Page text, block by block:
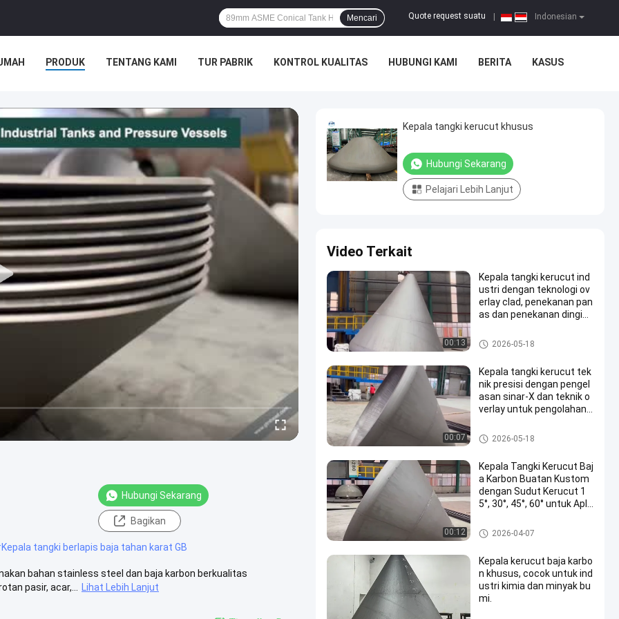
Indonesian
Quote request suatu
Mencari
PRODUK TENTANG KAMI TUR PABRIK KONTROL KUALITAS HUBUNGI KAMI BERITA KASUS
Hubungi Sekarang
Bagikan
Kepala tangki berlapis baja tahan karat GB
bahan stainless steel dan baja karbon berkualitas
pasir, acar,...
Lihat Lebih Lanjut
Kepala tangki kerucut khusus
Hubungi Sekarang
Pelajari Lebih Lanjut
Video Terkait
00:13
Kepala tangki kerucut ind
ustri dengan teknologi ov
erlay clad, penekanan pan
as dan penekanan dingin,
kapal bertekanan
Kepala tangki kerucut
2026-05-18
00:07
Kepala tangki kerucut tek
nik presisi dengan pengel
asan sinar-X dan teknik o
verlay untuk pengolahan
Kepala tangki kerucut
2026-05-18
00:12
Kepala Tangki Kerucut Baj
a Karbon Buatan Kustom
dengan Sudut Kerucut 1
5°, 30°, 45°, 60° untuk Apli
Kepala tangki kerucut
2026-04-07
Kepala kerucut baja karbo
n khusus, cocok untuk ind
ustri kimia dan minyak bu
mi.